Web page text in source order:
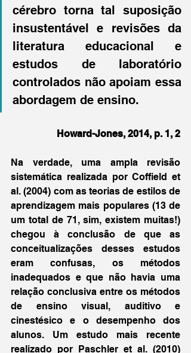
cérebro torna tal suposição
insustentável e revisões da
literatura educacional e
estudos de laboratório
controlados não apoiam essa
abordagem de ensino.
Howard-Jones, 2014, p. 1, 2
Na verdade, uma ampla revisão
sistemática realizada por Coffield et
al. (2004) com as teorias de estilos de
aprendizagem mais populares (13 de
um total de 71, sim, existem muitas!)
chegou à conclusão de que as
conceitualizações desses estudos
eram confusas, os métodos
inadequados e que não havia uma
relação conclusiva entre os métodos
de ensino visual, auditivo e
cinestésico e o desempenho dos
alunos. Um estudo mais recente
realizado por Paschler et al. (2010)